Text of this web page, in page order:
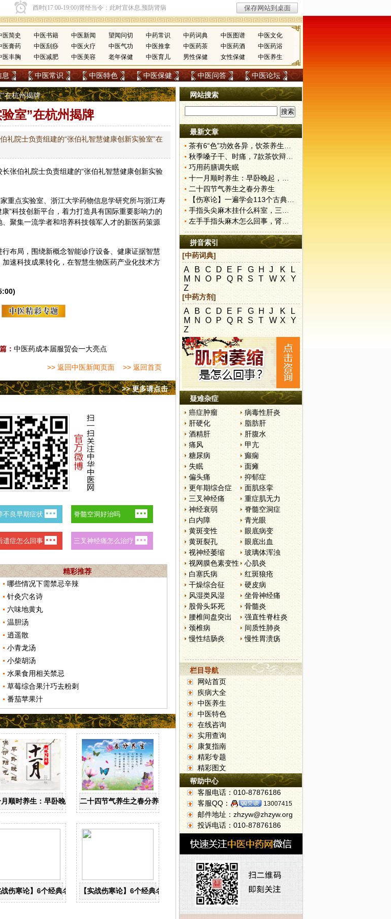
医简史 中医书籍 中医新闻 望闻问切 中药常识 中药词典 中医图谱
中医文化
医膏药 中医刮痧 中医火疗 中医气功 中医推拿 中医药茶 中医药酒
中医药浴
医丰胸 中医减肥 中医美容 老年保健 中医育儿 男性保健 女性保健 中医养生
息 中医常识 中医特色 中医保健 中医问答 中医论坛
在杭州揭牌
室”在杭州揭牌
礼院士负责组建的“张伯礼智慧健康创新实验室”在
长张伯礼院士负责组建的“张伯礼智慧健康创新实验
重点实验室、浙江大学药物信息学研究所与浙江寿
”科技创新平台，着力打造具有国际重要影响力的
聚集一流学者和培养科技领军人才的新医药策源
布局，围绕新概念智能诊疗设备、健康证据智慧
速科技成果转化，在智慧生物医药产业化技术方
： 中医药成本届服贸会一大亮点
>> 返回中医新闻页面 >> 返回首页
>> 更多请点击
精彩推荐
哪些情况下需禁忌辛辣
针灸穴名诗
六味地黄丸
温胆汤
逍遥散
小青龙汤
小柴胡汤
水果食用相关禁忌
草莓综合果汁巧去粉刺
番茄苹果汁
顺时养生：早卧晚起，保护阳气二十四节气养生之春分养生
一本伤寒论
战伤寒论】6个经典名方，搞定一本伤寒论【实战伤寒论】6个经典名方，搞定一本伤寒论
网站搜索
最新文章
茶有6“色”功效各异，饮茶养生寒温有宜忌
秋季嗓子干、时痛，7款茶饮辩证用
巧用药膳调失眠
十一月顺时养生：早卧晚起，保护阳气
二十四节气养生之春分养生
【伤寒论】一遍学会113个古典经方！
手指头尖麻木挂什么科室，三伏天里的肾气不固——肾合jjn
左手手指头麻木怎么回事，肾气不固的深层对话——肾合jjn
拼音索引
[中药词典]
A B C D E F G H J K
L
M N O P Q R S T W X
Y
Z
[中药方剂]
A B C D E F G H J K
L
M N O P Q R S T W X
Y
Z
疑难杂症
癌症肿瘤
病毒性肝炎
肝硬化
脂肪肝
酒精肝
肝腹水
痛风
甲亢
糖尿病
癫痫
失眠
面瘫
偏头痛
抑郁症
更年期综合症
面肌痉挛
三叉神经痛
重症肌无力
神经衰弱
脊髓空洞症
白内障
青光眼
黄斑变性
眼底病变
黄斑裂孔
眼底出血
视神经萎缩
玻璃体浑浊
视网膜色素变性
心肌炎
白塞氏病
红斑狼疮
干燥综合征
硬皮病
风湿类风湿
坐骨神经痛
股骨头坏死
骨髓炎
腰椎间盘突出
强直性脊柱炎
颈椎病
间质性肺炎
慢性结肠炎
慢性胃溃疡
栏目导航
网站首页
疾病大全
中医养生
中医特色
在线咨询
实用查询
康复指南
精彩专题
精彩图文
帮助中心
客服电话：010-87876186
客服QQ：
13007415
邮件地址：zhzyw@zhzyw.org
投诉电话：010-87876186